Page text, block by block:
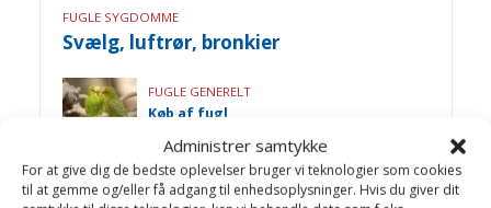
Administrer samtykke
For at give dig de bedste oplevelser bruger vi teknologier som cookies
til at gemme og/eller få adgang til enhedsoplysninger. Hvis du giver dit
FUGLE SYGDOMME
Svælg, luftrør, bronkier
FUGLE GENERELT
Køb af fugl
FUGLE SYGDOMME
Paramyxovirus